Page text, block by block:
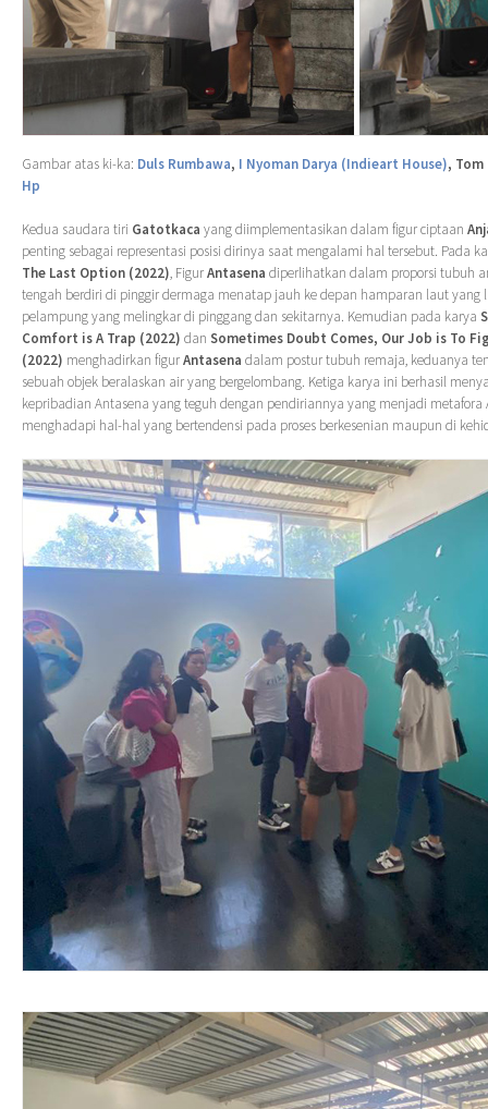
Gambar atas ki-ka: Duls Rumbawa, I Nyoman Darya (Indieart House),
Hp
Kedua saudara tiri Gatotkaca yang diimplementasikan dalam figur ciptaan
penting sebagai representasi posisi dirinya saat mengalami hal tersebut. Pada
The Last Option (2022), FigurAntasena diperlihatkan dalam proporsi tubuh
tengah berdiri di pinggir dermaga menatap jauh ke depan hamparan laut yang
pelampung yang melingkar di pinggang dan sekitarnya. Kemudian pada karya
Comfort is A Trap (2022) dan Sometimes Doubt Comes, Our Job is To
(2022) menghadirkan figurAntasena dalam postur tubuh remaja, keduanya
sebuah objek beralaskan air yang bergelombang. Ketiga karya ini berhasil
kepribadian Antasena yang teguh dengan pendiriannya yang menjadi metafora
menghadapi hal-hal yang bertendensi pada proses berkesenian maupun di